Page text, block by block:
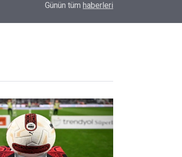
30 ilde DEAŞ terör örgütüne yönelik operasyon!
Günün tüm haberleri